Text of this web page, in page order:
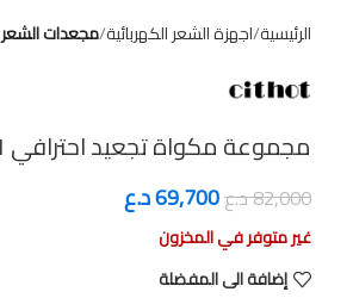
الرئيسية اجهزة الشعر الكهربائية مجعدات الشعر
مجموعة مكواة تجعيد احترافي 1-6 مع قفازات
82,000د.ع69,700د.ع
غير متوفر في المخزون
إضافة الى المفضلة